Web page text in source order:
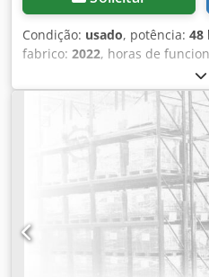
Condição: usado, potência: 48
fabrico: 2022, horas de
Acionamento: esteira Peso em
contato com Emal Jaweed
Miniescavadeira, Bobcat E88,
Horas de operação: 868h,
Potência do motor: 48,5 kW,
Largura: 2.300 mm, Altura:
8.920 kg, EasyDrive
monobloco, tubulação para
bomba de abastecimento, ar-
disponível, concha de limpeza
mm, câmera de ré,